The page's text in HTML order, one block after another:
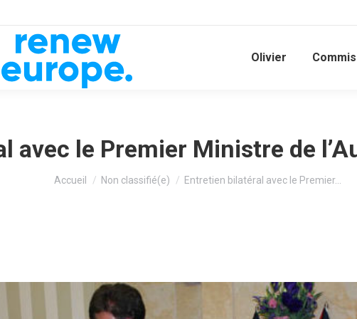
Olivier
avec le Premier Ministre de
Vous êtes ici :
Accueil Non classifié(e) Entretien bilatéral avec le Premier…